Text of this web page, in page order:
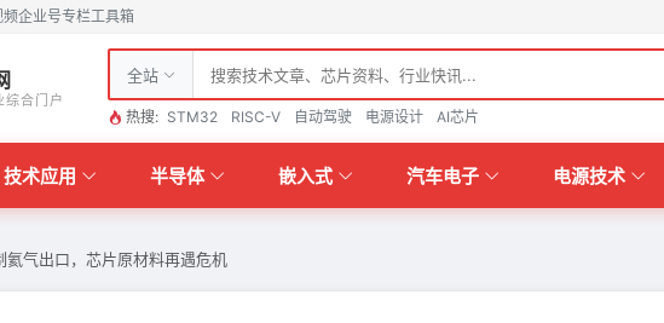
频企业号专栏工具箱
综合门户
全站
热搜: STM32 RISC-V 自动驾驶 电源设计 AI芯片
技术应用 半导体 嵌入式 汽车电子 电源技术
氦气出口，芯片原材料再遇危机